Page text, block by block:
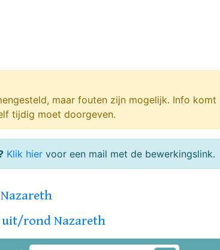
maar fouten zijn mogelijk. Info komt
tijdig moet doorgeven.
Klik hier voor een mail met de bewerkingslink.
uit/rond Nazareth